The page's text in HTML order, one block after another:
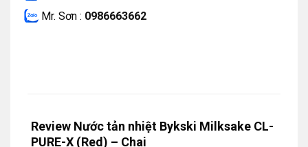
Mr. Sơn : 0986663662
Review Nước tản nhiệt Bykski Milksake CL-
PURE-X (Red) – Chai